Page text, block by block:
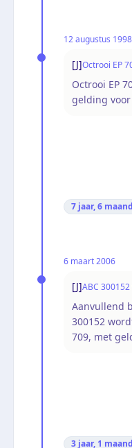
12 augustus 1998
[J]Octrooi EP
Octrooi EP
gelding
7 jaar, 6
6 maart 2006
[J]ABC
Aanvullend
300152
709, met
3 jaar, 1 maand